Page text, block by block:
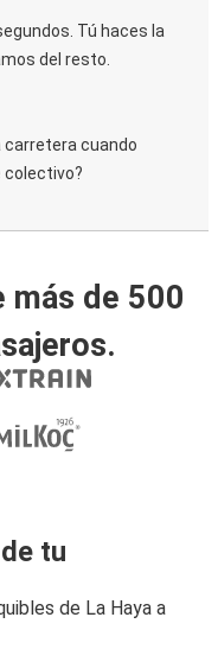
Tú haces la
del resto.
carretera cuando
colectivo?
más de 500
tu
de La Haya a